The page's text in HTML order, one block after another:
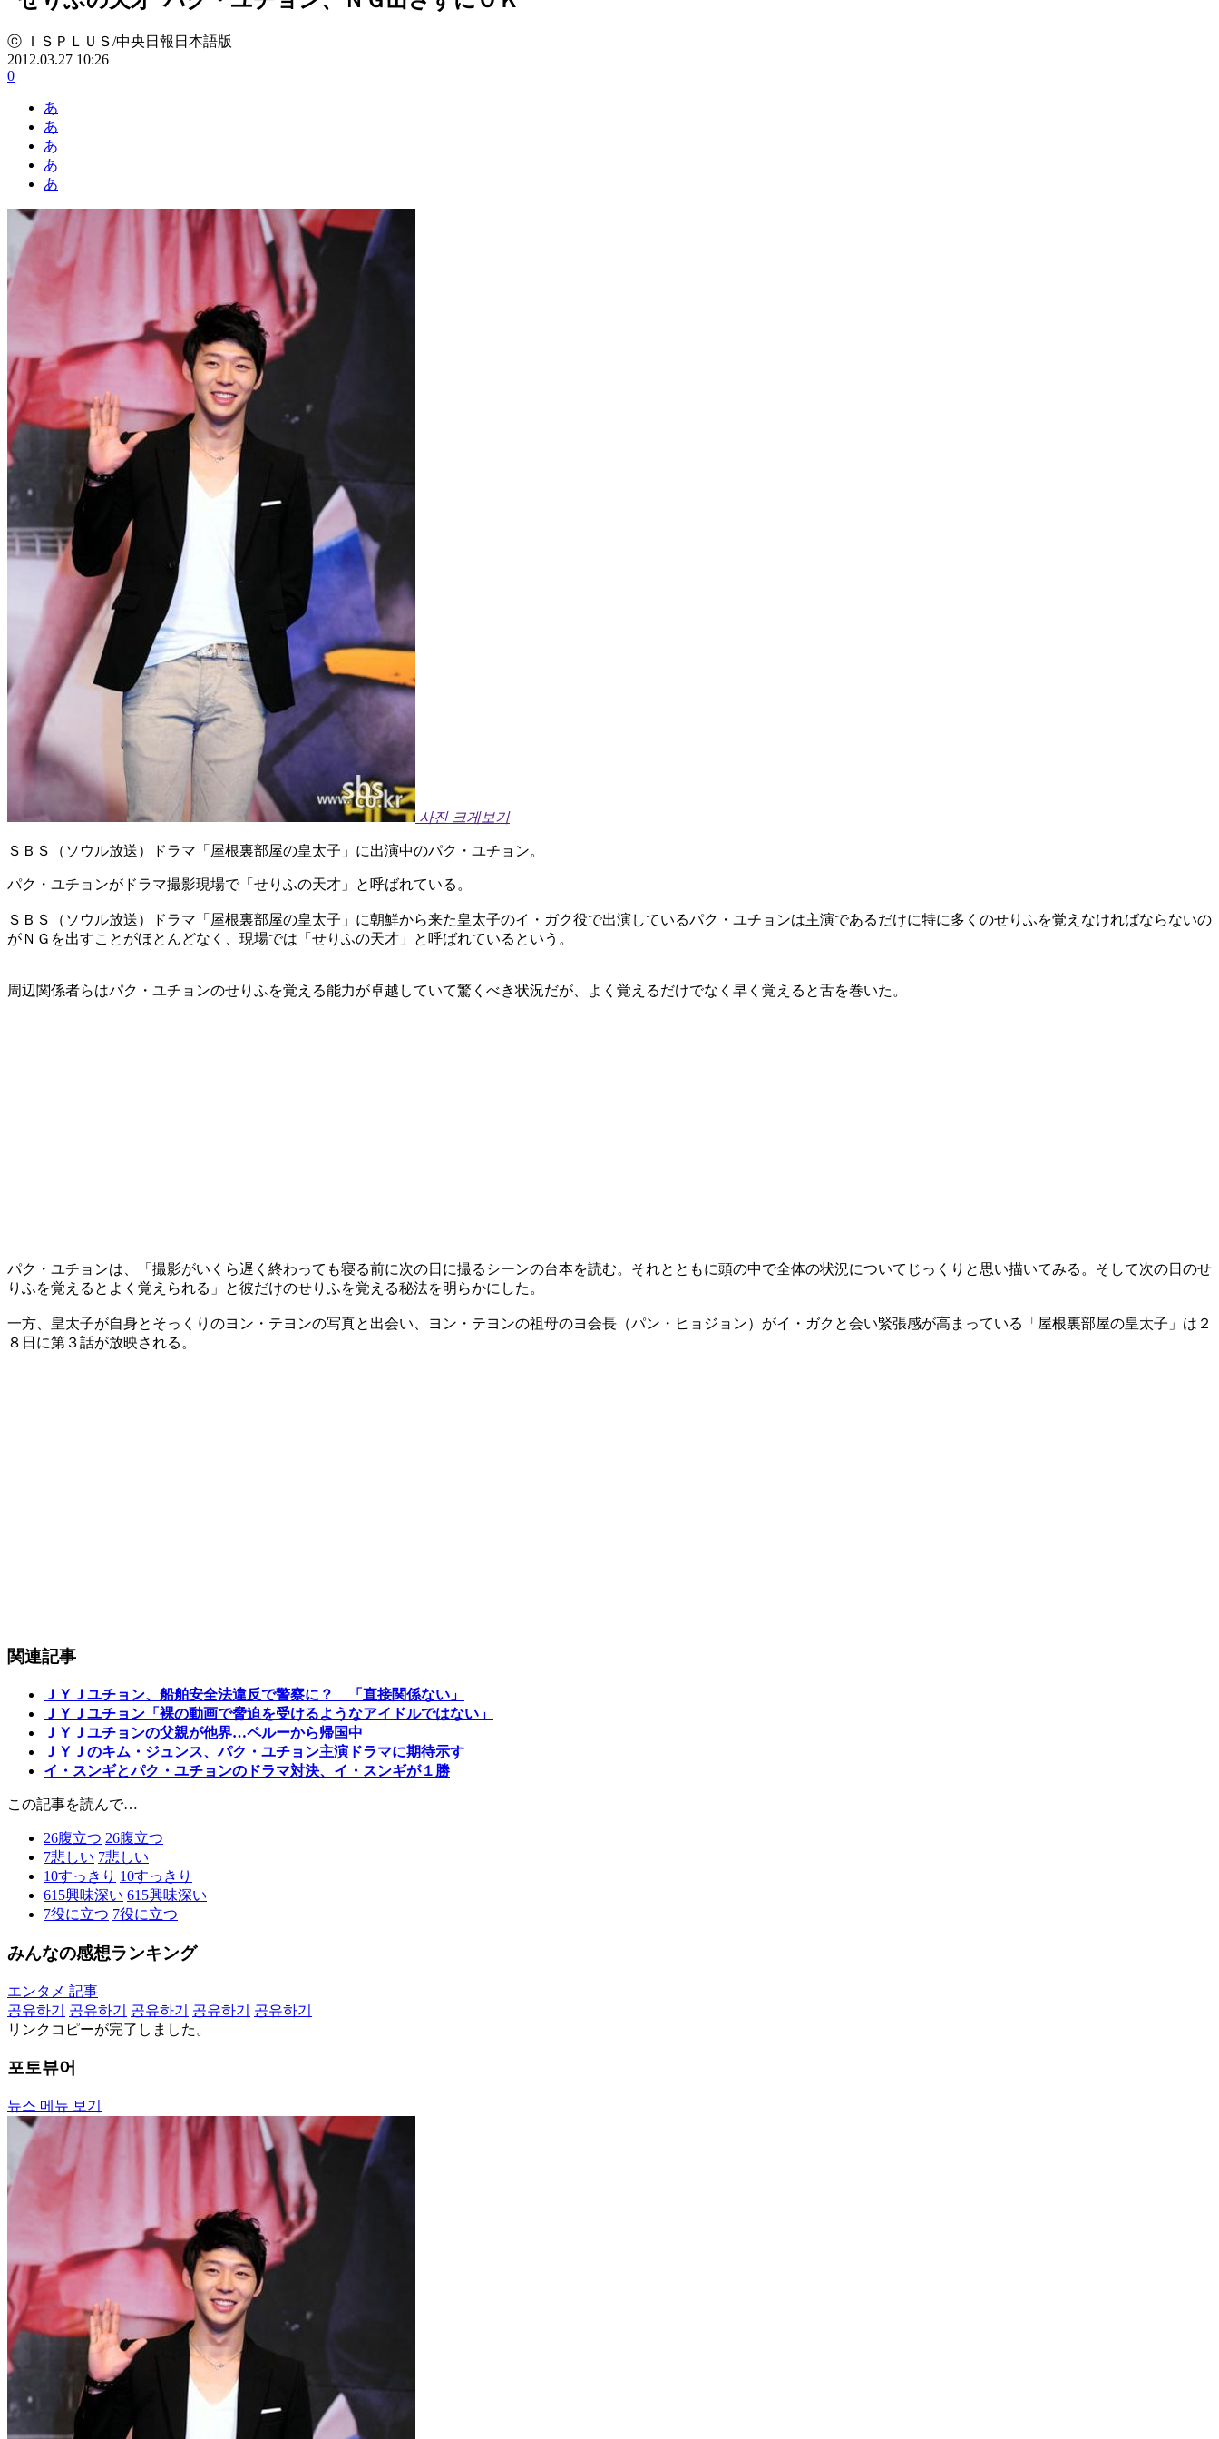
ⓒ ＩＳＰＬＵＳ/中央日報日本語版
2012.03.27 10:26
0
あ
あ
あ
あ
あ
사진 크게보기
ＳＢＳ（ソウル放送）ドラマ「屋根裏部屋の皇太子」に出演中のパク・ユチョン。
パク・ユチョンがドラマ撮影現場で「せりふの天才」と呼ばれている。
ＳＢＳ（ソウル放送）ドラマ「屋根裏部屋の皇太子」に朝鮮から来た皇太子のイ・ガク役で出演しているパク・ユチョンは主演であるだけに特に多くのせりふを覚えなければならないの
がＮＧを出すことがほとんどなく、現場では「せりふの天才」と呼ばれているという。
周辺関係者らはパク・ユチョンのせりふを覚える能力が卓越していて驚くべき状況だが、よく覚えるだけでなく早く覚えると舌を巻いた。
パク・ユチョンは、「撮影がいくら遅く終わっても寝る前に次の日に撮るシーンの台本を読む。それとともに頭の中で全体の状況についてじっくりと思い描いてみる。そして次の日のせ
りふを覚えるとよく覚えられる」と彼だけのせりふを覚える秘法を明らかにした。
一方、皇太子が自身とそっくりのヨン・テヨンの写真と出会い、ヨン・テヨンの祖母のヨ会長（パン・ヒョジョン）がイ・ガクと会い緊張感が高まっている「屋根裏部屋の皇太子」は２
８日に第３話が放映される。
関連記事
ＪＹＪユチョン、船舶安全法違反で警察に？ 「直接関係ない」
ＪＹＪユチョン「裸の動画で脅迫を受けるようなアイドルではない」
ＪＹＪユチョンの父親が他界…ペルーから帰国中
ＪＹＪのキム・ジュンス、パク・ユチョン主演ドラマに期待示す
イ・スンギとパク・ユチョンのドラマ対決、イ・スンギが１勝
この記事を読んで…
26腹立つ 26腹立つ
7悲しい 7悲しい
10すっきり 10すっきり
615興味深い 615興味深い
7役に立つ 7役に立つ
みんなの感想ランキング
エンタメ 記事
공유하기
공유하기 공유하기 공유하기
공유하기
リンクコピーが完了しました。
포토뷰어
뉴스 메뉴 보기